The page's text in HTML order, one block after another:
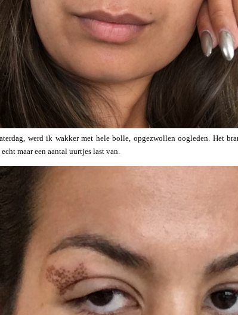
werd ik wakker met hele bolle, opgezwollen oogleden. Het
maar een aantal uurtjes last van.